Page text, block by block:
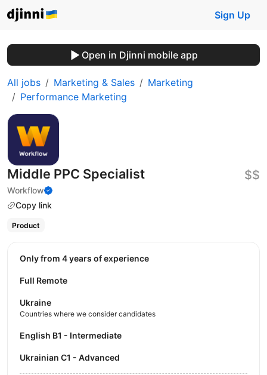
Sign Up
Open in Djinni mobile app
All jobs Marketing & Sales
Marketing
Performance Marketing
Middle PPC Specialist
Workflow
Copy link
$$
Product
Only from 4 years of experience
Full Remote
Ukraine
Countries where we consider candidates
English B1 - Intermediate
Ukrainian C1 - Advanced